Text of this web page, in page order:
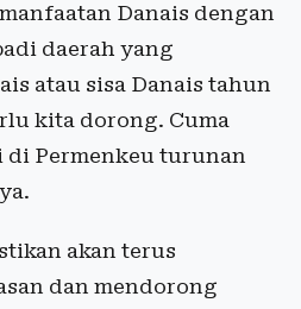
Danais dengan
daerah yang
atau sisa Danais tahun
kita dorong. Cuma
di Permenkeu turunan
akan terus
dan mendorong